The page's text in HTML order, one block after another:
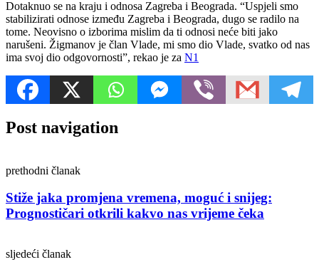
Dotaknuo se na kraju i odnosa Zagreba i Beograda. “Uspjeli smo
stabilizirati odnose između Zagreba i Beograda, dugo se radilo na
tome. Neovisno o izborima mislim da ti odnosi neće biti jako
narušeni. Žigmanov je član Vlade, mi smo dio Vlade, svatko od nas
ima svoj dio odgovornosti”, rekao je za N1
Post navigation
prethodni članak
Stiže jaka promjena vremena, moguć i snijeg:
Prognostičari otkrili kakvo nas vrijeme čeka
sljedeći članak